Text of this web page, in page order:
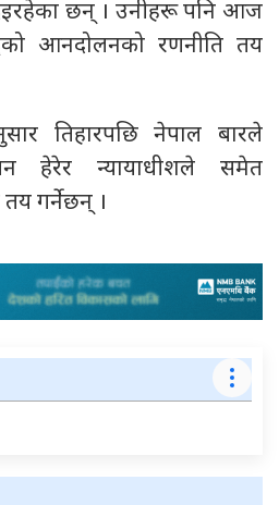
छन् । उनीहरू पनि आज
आनदोलनको रणनीति तय
तिहारपछि नेपाल बारले
हेरेर न्यायाधीशले समेत
गर्नेछन् ।